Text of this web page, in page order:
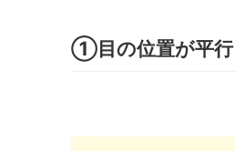
①目の位置が平行